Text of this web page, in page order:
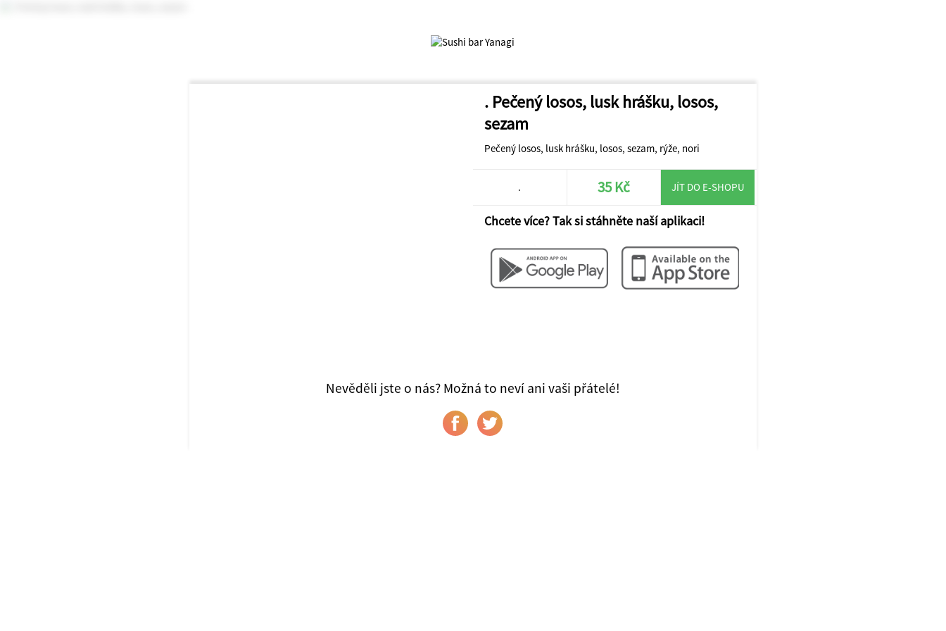
. Pečený losos, lusk hrášku, losos,
sezam
Pečený losos, lusk hrášku, losos, sezam, rýže, nori
. 35 Kč JÍT DO E-SHOPU
Chcete více? Tak si stáhněte naší aplikaci!
Nevěděli jste o nás? Možná to neví ani vaši přátelé!